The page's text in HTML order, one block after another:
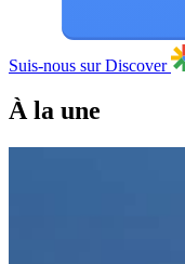
Suis-nous sur Discover
À la une